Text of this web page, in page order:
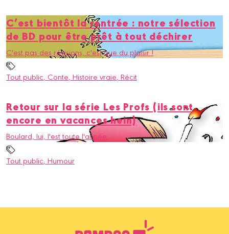
C’est bientôt la rentrée : notre sélection
de BD pour être prêt à tout déchirer
C'est pas des révisions, c'est que du plaisir !
Tout public, Conte, Histoire vraie, Récit
Retour sur la série Les Profs (ils sont
encore en vacances hein)
Boulard, lui, l'est toute l'année.
Tout public, Humour